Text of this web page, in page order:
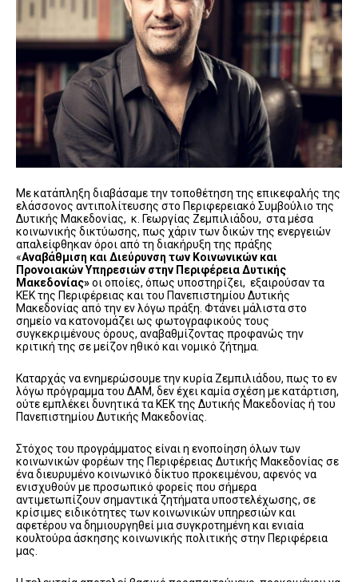
Με κατάπληξη διαβάσαμε την τοποθέτηση της επικεφαλής της
ελάσσονος αντιπολίτευσης στο Περιφερειακό Συμβούλιο της
Δυτικής Μακεδονίας, κ. Γεωργίας Ζεμπιλιάδου, στα μέσα
κοινωνικής δικτύωσης, πως χάριν των δικών της ενεργειών
απαλείφθηκαν όροι από τη διακήρυξη της πράξης
«Αναβάθμιση και Διεύρυνση των Κοινωνικών και
Προνοιακών Υπηρεσιών στην Περιφέρεια Δυτικής
Μακεδονίας»οι οποίες, όπως υποστηρίζει, εξαιρούσαν τα
ΚΕΚ της Περιφέρειας και του Πανεπιστημίου Δυτικής
Μακεδονίας από την εν λόγω πράξη. Φτάνει μάλιστα στο
σημείο να κατονομάζει ως φωτογραφικούς τους
συγκεκριμένους όρους, αναβαθμίζοντας προφανώς την
κριτική της σε μείζον ηθικό και νομικό ζήτημα.
Καταρχάς να ενημερώσουμε την κυρία Ζεμπιλιάδου, πως το εν
λόγω πρόγραμμα του ΔΑΜ, δεν έχει καμία σχέση με κατάρτιση,
ούτε εμπλέκει δυνητικά τα ΚΕΚ της Δυτικής Μακεδονίας ή του
Πανεπιστημίου Δυτικής Μακεδονίας.
Στόχος του προγράμματος είναι η ενοποίηση όλων των
κοινωνικών φορέων της Περιφέρειας Δυτικής Μακεδονίας σε
ένα διευρυμένο κοινωνικό δίκτυο προκειμένου, αφενός να
ενισχυθούν με προσωπικό φορείς που σήμερα
αντιμετωπίζουν σημαντικά ζητήματα υποστελέχωσης, σε
κρίσιμες ειδικότητες των κοινωνικών υπηρεσιών και
αφετέρου να δημιουργηθεί μια συγκροτημένη και ενιαία
κουλτούρα άσκησης κοινωνικής πολιτικής στην Περιφέρεια
μας.